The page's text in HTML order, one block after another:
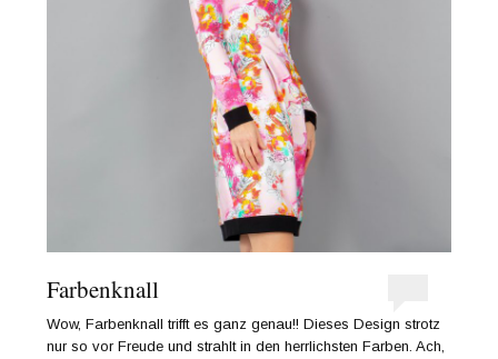
Farbenknall
Wow, Farbenknall trifft es ganz genau!! Dieses Design strotz
nur so vor Freude und strahlt in den herrlichsten Farben. Ach,